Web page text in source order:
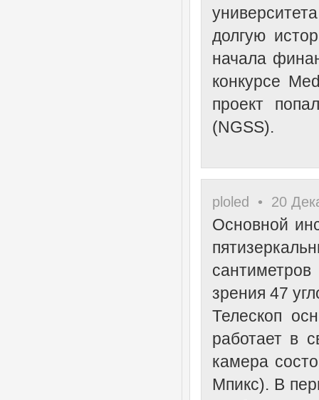
долгую
начала
конкурсе
проект
(NGSS).
ploled • 20
Основной
зрения 47
Телескоп
работает в
камера
Мпикс). В